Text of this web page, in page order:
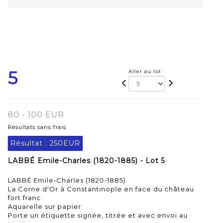
5 Aller au lot
80 - 100 EUR
Résultats sans frais
Résultat : 250EUR
LABBÉ Emile-Charles (1820-1885) - Lot 5
LABBÉ Emile-Charles (1820-1885)
La Corne d'Or à Constantinople en face du château
fort franc
Aquarelle sur papier
Porte un étiquette signée, titrée et avec envoi au